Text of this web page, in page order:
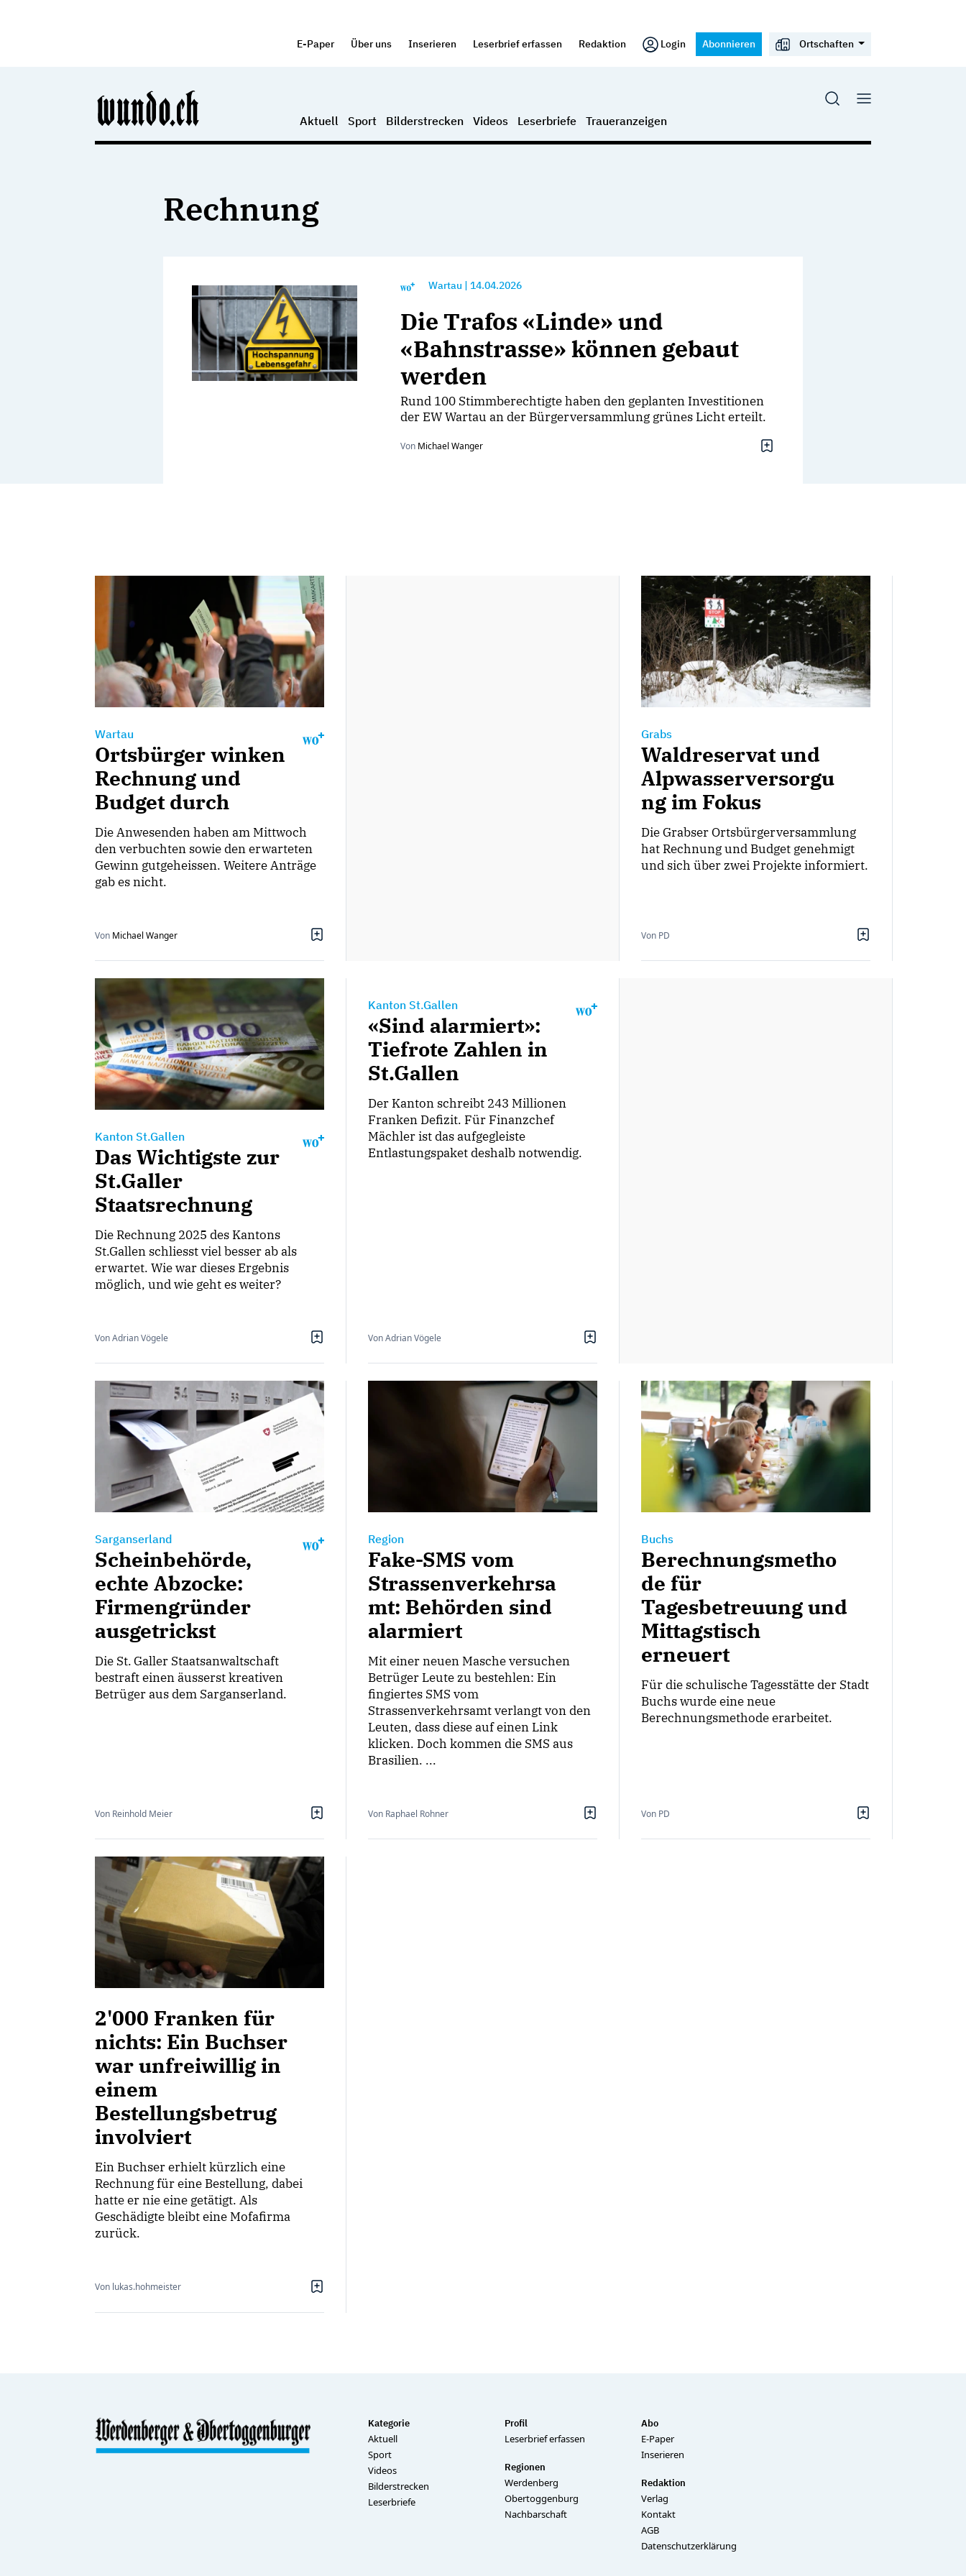
E-Paper Über uns Inserieren Leserbrief erfassen Redaktion Login Abonnieren Ortschaften
Aktuell Sport Bilderstrecken Videos Leserbriefe Traueranzeigen
Rechnung
Wartau 14.04.2026
Die Trafos «Linde» und
«Bahnstrasse» können gebaut
werden
Rund 100 Stimmberechtigte haben den geplanten Investitionen
der EW Wartau an der Bürgerversammlung grünes Licht erteilt.
Von Michael Wanger
Wartau
Ortsbürger winken
Rechnung und
Budget durch
Die Anwesenden haben am Mittwoch
den verbuchten sowie den erwarteten
Gewinn gutgeheissen. Weitere Anträge
gab es nicht.
Von Michael Wanger
Grabs
Waldreservat und
Alpwasserversorgu
ng im Fokus
Die Grabser Ortsbürgerversammlung
hat Rechnung und Budget genehmigt
und sich über zwei Projekte informiert.
Von PD
Kanton St.Gallen
Das Wichtigste zur
St.Galler
Staatsrechnung
Die Rechnung 2025 des Kantons
St.Gallen schliesst viel besser ab als
erwartet. Wie war dieses Ergebnis
möglich, und wie geht es weiter?
Von Adrian Vögele
Kanton St.Gallen
«Sind alarmiert»:
Tiefrote Zahlen in
St.Gallen
Der Kanton schreibt 243 Millionen
Franken Defizit. Für Finanzchef
Mächler ist das aufgegleiste
Entlastungspaket deshalb notwendig.
Von Adrian Vögele
Sarganserland
Scheinbehörde,
echte Abzocke:
Firmengründer
ausgetrickst
Die St. Galler Staatsanwaltschaft
bestraft einen äusserst kreativen
Betrüger aus dem Sarganserland.
Von Reinhold Meier
Region
Fake-SMS vom
Strassenverkehrsa
mt: Behörden sind
alarmiert
Mit einer neuen Masche versuchen
Betrüger Leute zu bestehlen: Ein
fingiertes SMS vom
Strassenverkehrsamt verlangt von den
Leuten, dass diese auf einen Link
klicken. Doch kommen die SMS aus
Brasilien. ...
Von Raphael Rohner
Buchs
Berechnungsmetho
de für
Tagesbetreuung und
Mittagstisch
erneuert
Für die schulische Tagesstätte der Stadt
Buchs wurde eine neue
Berechnungsmethode erarbeitet.
Von PD
2'000 Franken für
nichts: Ein Buchser
war unfreiwillig in
einem
Bestellungsbetrug
involviert
Ein Buchser erhielt kürzlich eine
Rechnung für eine Bestellung, dabei
hatte er nie eine getätigt. Als
Geschädigte bleibt eine Mofafirma
zurück.
Von lukas.hohmeister
Kategorie
Aktuell
Sport
Videos
Bilderstrecken
Leserbriefe
Profil
Leserbrief erfassen
Regionen
Werdenberg
Obertoggenburg
Nachbarschaft
Abo
E-Paper
Inserieren
Redaktion
Verlag
Kontakt
AGB
Datenschutzerklärung